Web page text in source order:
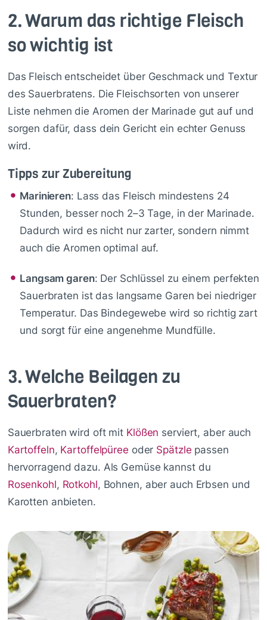
2.Warum das richtige Fleisch
so wichtig ist
Das Fleisch entscheidet über Geschmack und Textur
des Sauerbratens. Die Fleischsorten von unserer
Liste nehmen die Aromen der Marinade gut auf und
sorgen dafür, dass dein Gericht ein echter Genuss
wird.
Tipps zur Zubereitung
Marinieren: Lass das Fleisch mindestens 24
Stunden, besser noch 2–3 Tage, in der Marinade.
Dadurch wird es nicht nur zarter, sondern nimmt
auch die Aromen optimal auf.
Langsam garen: Der Schlüssel zu einem perfekten
Sauerbraten ist das langsame Garen bei niedriger
Temperatur. Das Bindegewebe wird so richtig zart
und sorgt für eine angenehme Mundfülle.
3.Welche Beilagen zu
Sauerbraten?
Sauerbraten wird oft mit Klößen serviert, aber auch
Kartoffeln, Kartoffelpüree oder Spätzle passen
hervorragend dazu. Als Gemüse kannst du
Rosenkohl, Rotkohl, Bohnen, aber auch Erbsen und
Karotten anbieten.